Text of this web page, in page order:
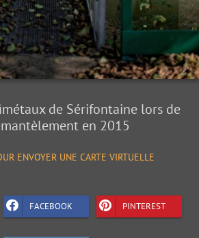
de Sérifontaine lors de
en 2015
ENVOYER UNE CARTE VIRTUELLE
FACEBOOK PINTEREST